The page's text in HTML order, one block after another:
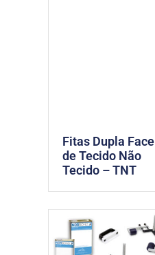
Fitas Dupla Face
de Tecido Não
Tecido – TNT